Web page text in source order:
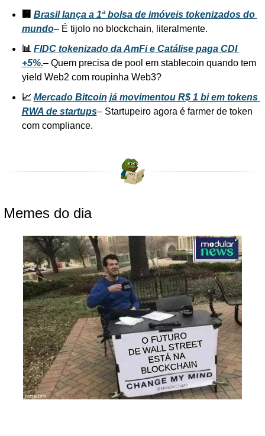
🏢 Brasil lança a 1ª bolsa de imóveis tokenizados do
mundo– É tijolo no blockchain, literalmente.
📊 FIDC tokenizado da AmFi e Catálise paga CDI
+5%.– Quem precisa de pool em stablecoin quando tem
yield Web2 com roupinha Web3?
📈 Mercado Bitcoin já movimentou R$ 1 bi em tokens
RWA de startups– Startupeiro agora é farmer de token
com compliance.
do dia